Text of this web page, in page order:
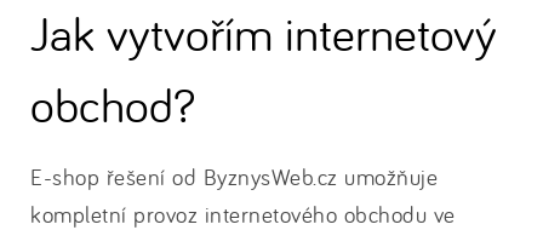
Jak vytvořím internetový
obchod?
E-shop řešení od ByznysWeb.cz umožňuje
kompletní provoz internetového obchodu ve